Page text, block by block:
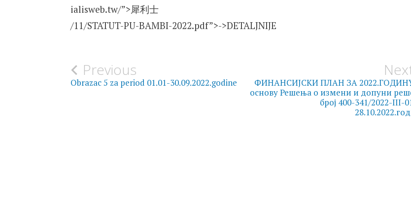
ialisweb.tw/”>犀利士
/11/STATUT-PU-BAMBI-2022.pdf”>->DETALJNIJE
Post
Previous
Obrazac 5 za period 01.01-30.09.2022.godine
ФИНАНСИЈСКИ ПЛАН ЗА
основу Решења о измени и допуни
број 400-341/2022-III-